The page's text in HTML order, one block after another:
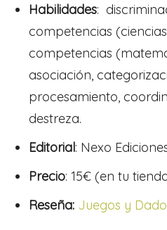
Habilidades:
competencias
competencias
asociación,
procesamiento,
destreza.
Editorial: Nexo
Precio: 15€ (en tu
Reseña: Juegos y